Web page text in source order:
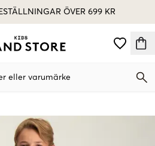
ÖVER 699 KR
eller varumärke